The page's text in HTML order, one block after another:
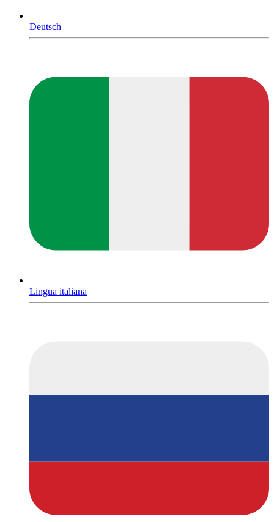
Deutsch
Lingua italiana